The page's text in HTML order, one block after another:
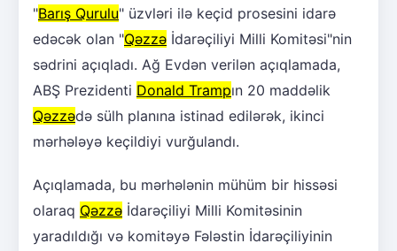
"Barış Qurulu" üzvləri ilə keçid prosesini idarə
edəcək olan "Qəzzə İdarəçiliyi Milli Komitəsi"nin
sədrini açıqladı. Ağ Evdən verilən açıqlamada,
ABŞ Prezidenti Donald Trampın 20 maddəlik
Qəzzədə sülh planına istinad edilərək, ikinci
mərhələyə keçildiyi vurğulandı.
Açıqlamada, bu mərhələnin mühüm bir hissəsi
olaraq Qəzzə İdarəçiliyi Milli Komitəsinin
yaradıldığı və komitəyə Fələstin İdarəçiliyinin